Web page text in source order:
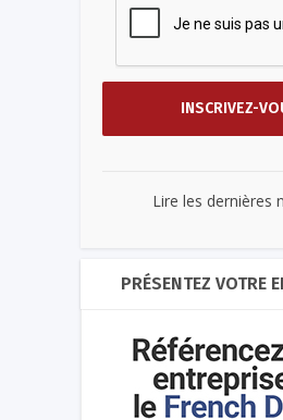
Lire les dernières
PRÉSENTEZ VOTRE